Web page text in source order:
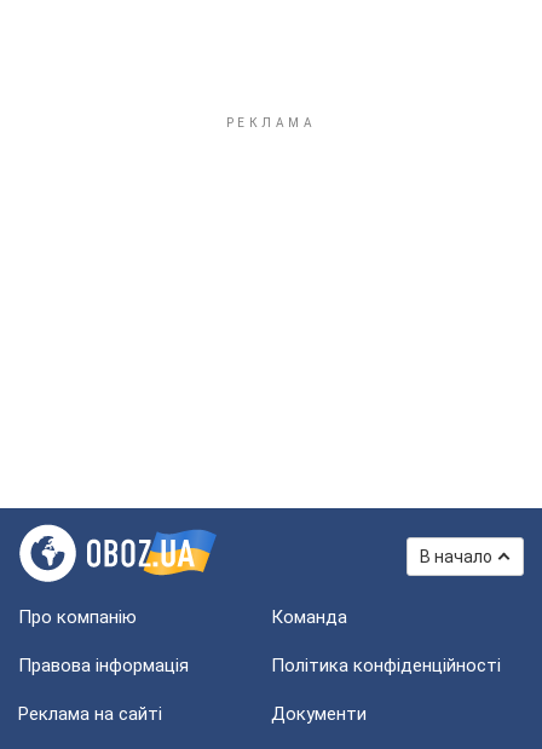
В начало
Про компанію Команда
Правова інформація Політика конфіденційності
Реклама на сайті Документи